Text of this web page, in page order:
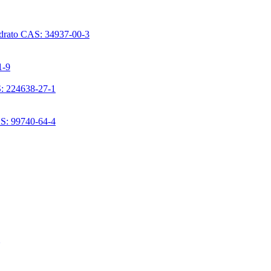
CAS: 34937-00-3
9
224638-27-1
99740-64-4